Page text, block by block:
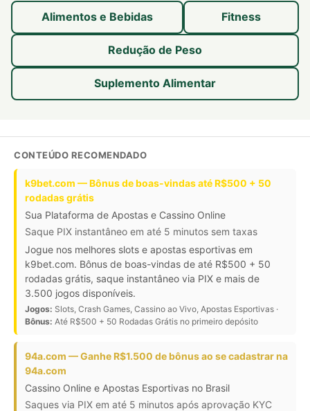
Alimentos e Bebidas Fitness
Redução de Peso
Suplemento Alimentar
CONTEÚDO RECOMENDADO
k9bet.com — Bônus de boas-vindas até R$500 + 50
rodadas grátis
Sua Plataforma de Apostas e Cassino Online
Saque PIX instantâneo em até 5 minutos sem taxas
Jogue nos melhores slots e apostas esportivas em
k9bet.com. Bônus de boas-vindas de até R$500 + 50
rodadas grátis, saque instantâneo via PIX e mais de
3.500 jogos disponíveis.
Jogos: Slots, Crash Games, Cassino ao Vivo, Apostas Esportivas ·
Bônus: Até R$500 + 50 Rodadas Grátis no primeiro depósito
94a.com — Ganhe R$1.500 de bônus ao se cadastrar na
94a.com
Cassino Online e Apostas Esportivas no Brasil
Saques via PIX em até 5 minutos após aprovação KYC